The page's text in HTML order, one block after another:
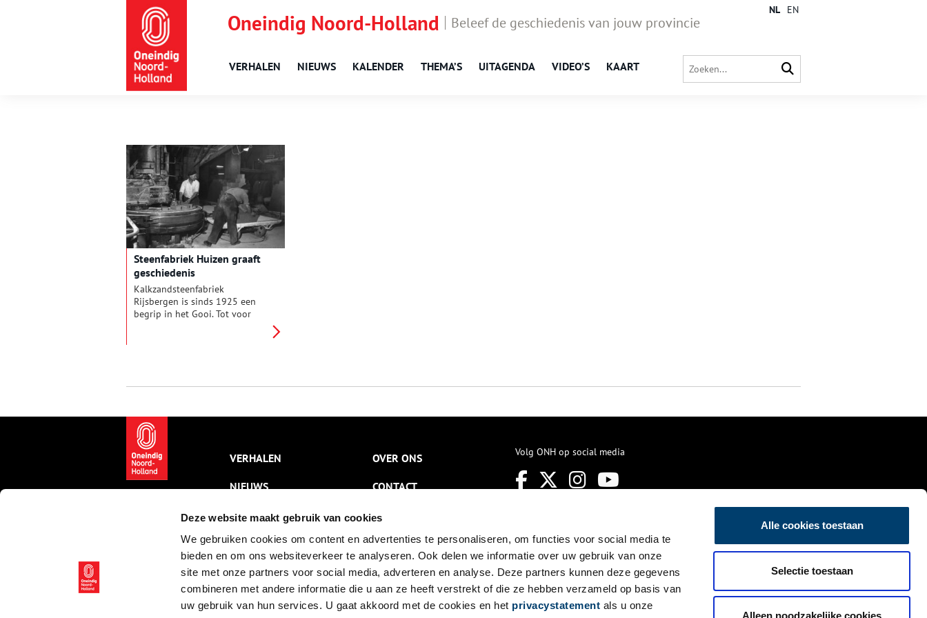
Deze website maakt gebruik van cookies
We gebruiken cookies om content en advertenties te personaliseren, om functies voor social media te
bieden en om ons websiteverkeer te analyseren. Ook delen we informatie over uw gebruik van onze
site met onze partners voor social media, adverteren en analyse. Deze partners kunnen deze gegevens
combineren met andere informatie die u aan ze heeft verstrekt of die ze hebben verzameld op basis van
uw gebruik van hun services. U gaat akkoord met de cookies en het privacystatement als u onze
Alle cookies toestaan
Selectie toestaan
Alleen noodzakelijke cookies
Oneindig Noord-Holland Beleef de geschiedenis van jouw provincie
VERHALEN NIEUWS KALENDER THEMA’S UITAGENDA VIDEO’S KAART
NL EN
Steenfabriek Huizen graaft
geschiedenis
Kalkzandsteenfabriek
Rijsbergen is sinds 1925 een
begrip in het Gooi. Tot voor
fabriek definitief de deuren
industrieel verleden van Huizen.
VERHALEN
NIEUWS
KALENDER
THEMA’S
ACTIVITEITEN
VIDEO’S
OVER ONS
CONTACT
NIEUWSBRIEF
DISCLAIMER
PRIVACY
TOEGANKELIJKHEID
Volg ONH op social media